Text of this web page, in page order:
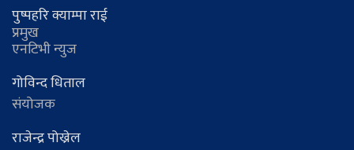
पुष्पहरि क्याम्पा राई
प्रमुख
एनटिभी न्युज
गोविन्द धिताल
संयोजक
राजेन्द्र पोख्रेल